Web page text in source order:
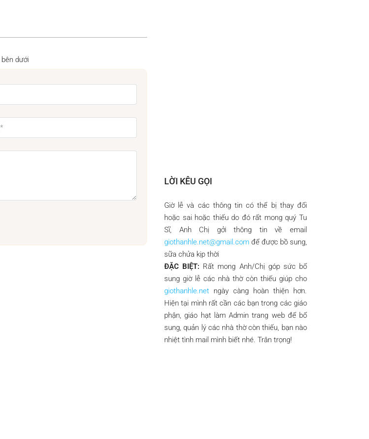
dưới
LỜI KÊU GỌI
Giờ lễ và các thông tin có thể bị thay đổi
hoặc sai hoặc thiếu do đó rất mong quý Tu
Sĩ, Anh Chị gởi thông tin về email
giothanhle.net@gmail.com để được bồ sung,
sữa chửa kịp thời
ĐẶC BIỆT: Rất mong Anh/Chị góp sức bổ
sung giờ lễ các nhà thờ còn thiếu giúp cho
giothanhle.net ngày càng hoàn thiện hơn.
Hiện tại mình rất cần các bạn trong các giáo
phận, giáo hạt làm Admin trang web để bổ
sung, quản lý các nhà thờ còn thiếu, bạn nào
nhiệt tình mail mình biết nhé. Trân trọng!